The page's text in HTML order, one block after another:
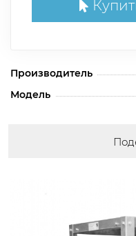
Производитель
Модель